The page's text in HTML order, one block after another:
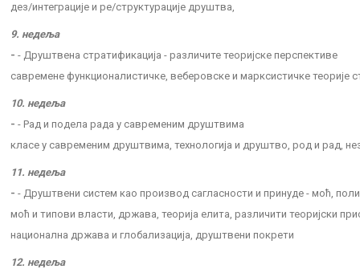
дез/интеграције и ре/структурације друштва,
9. недеља
- - Друштвена стратификација - различите теоријске перспективе
савремене функционалистичке, веберовске и марксистичке теорије
10. недеља
- - Рад и подела рада у савременим друштвима
класе у савременим друштвима, технологија и друштво, род и рад,
11. недеља
- - Друштвени систем као производ сагласности и принуде - моћ,
моћ и типови власти, држава, теорија елита, различити теоријски
национална држава и глобализација, друштвени покрети
12. недеља